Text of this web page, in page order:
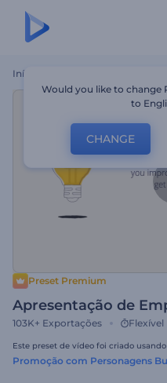
Início
Preset Premium
Apresentação de
103K+ Exportações Flexível
Este preset de vídeo foi criado usando
Promoção com Personagens
Would you like to change
to
CHANGE